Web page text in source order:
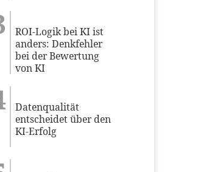
ROI-Logik bei KI ist
anders: Denkfehler
bei der Bewertung
von KI
Datenqualität
entscheidet über den
KI-Erfolg